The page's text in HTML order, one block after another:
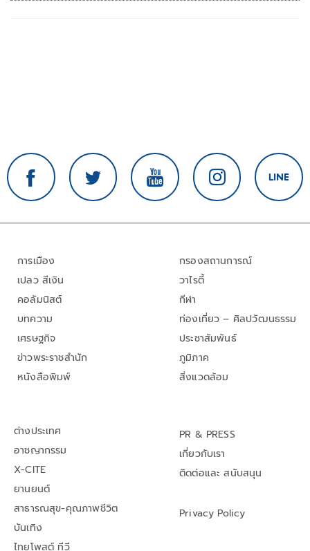
การเมือง
เปลว สีเงิน
คอลัมนิสต์
บทความ
เศรษฐกิจ
ข่าวพระราชสำนัก
หนังสือพิมพ์
กรองสถานการณ์
วาไรตี้
กีฬา
ท่องเที่ยว – ศิลปวัฒนธรรม
ประชาสัมพันธ์
ภูมิภาค
สิ่งแวดล้อม
ต่างประเทศ
อาชญากรรม
X-CITE
ยานยนต์
สาธารณสุข-คุณภาพชีวิต
บันเทิง
ไทยโพสต์ ทีวี
PR & PRESS
เกี่ยวกับเรา
ติดต่อและ สนับสนุน
Privacy Policy